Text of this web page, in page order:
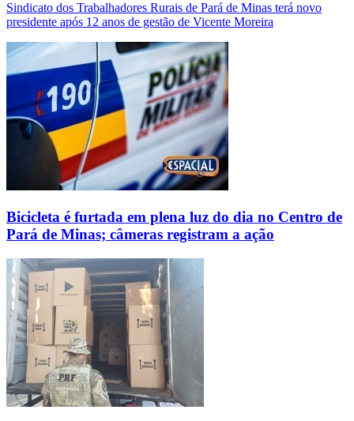
Sindicato dos Trabalhadores Rurais de Pará de Minas terá novo
presidente após 12 anos de gestão de Vicente Moreira
Bicicleta é furtada em plena luz do dia no Centro de
Pará de Minas; câmeras registram a ação